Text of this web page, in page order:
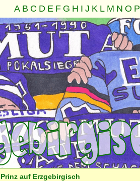
A B C D E F G H I J K L M N O P
Seele·Geist·Familie·
auf Erzgebirgisch